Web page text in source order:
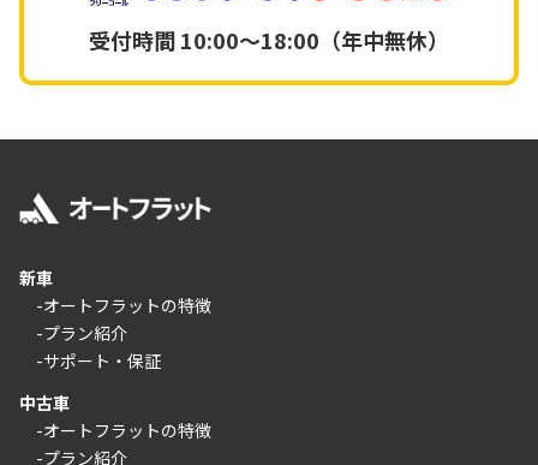
受付時間10:00～18:00（年中無休）
新車
-オートフラットの特徴
-プラン紹介
-サポート・保証
中古車
-オートフラットの特徴
-プラン紹介